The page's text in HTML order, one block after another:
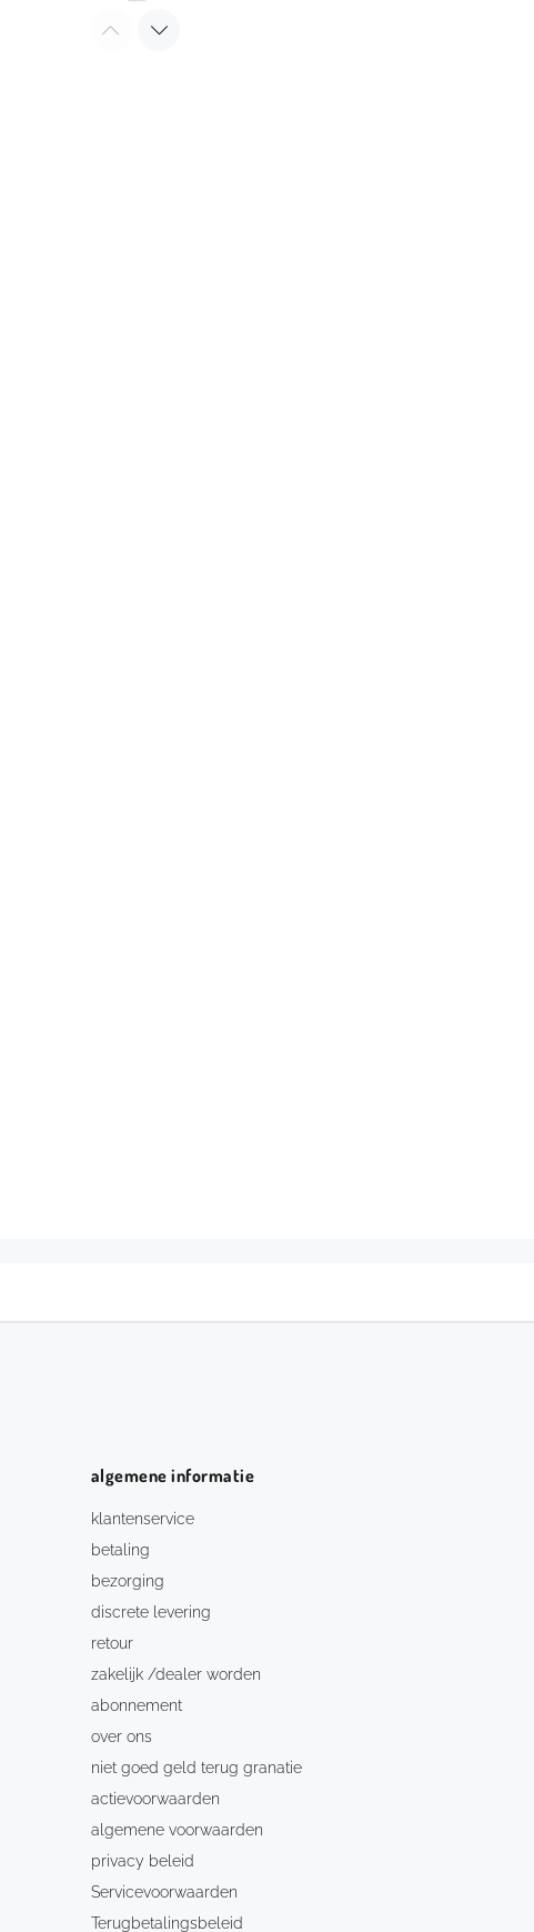
algemene informatie
klantenservice
betaling
bezorging
discrete levering
retour
zakelijk /dealer worden
abonnement
over ons
niet goed geld terug granatie
actievoorwaarden
algemene voorwaarden
privacy beleid
Servicevoorwaarden
Terugbetalingsbeleid